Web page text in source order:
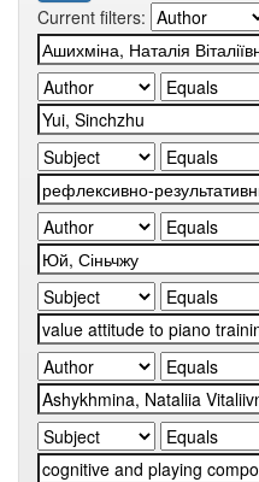
Current filters: